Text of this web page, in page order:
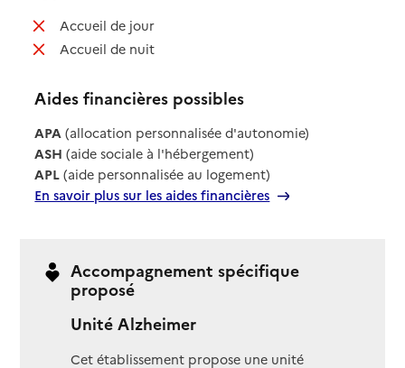
Accueil de jour: non disponible
Accueil de nuit: non disponible
Aides financières possibles
APA (allocation personnalisée d'autonomie)
ASH (aide sociale à l'hébergement)
APL (aide personnalisée au logement)
En savoir plus sur les aides financières
Accompagnement spécifique
proposé
Unité Alzheimer
Cet établissement propose une unité